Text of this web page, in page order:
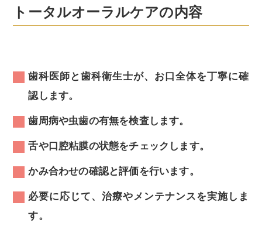
トータルオーラルケアの内容
歯科医師と歯科衛生士が、お口全体を丁寧に確
認します。
歯周病や虫歯の有無を検査します。
舌や口腔粘膜の状態をチェックします。
かみ合わせの確認と評価を行います。
必要に応じて、治療やメンテナンスを実施しま
す。